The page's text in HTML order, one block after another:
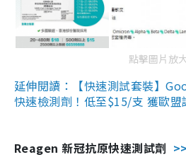
點擊圖片放
延伸閱讀：【快速測試套裝】
快速檢測劑！低至$15/支 獲歐
Reagen 新冠抗原快速測試劑